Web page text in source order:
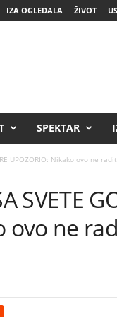
IZA OGLEDALA ŽIVOT
SPEKTAR
UPOZORIO: Nikako ovo ne
SVETE
ovo ne